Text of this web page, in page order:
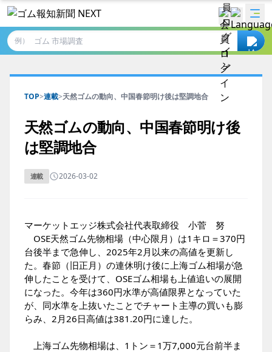
例）
TOP>連載>天然ゴムの動向、中国春節明け後は堅調地合
天然ゴムの動向、中国春節明け後
は堅調地合
連載 2026-03-02
マーケットエッジ株式会社代表取締役 小菅 努
OSE天然ゴム先物相場（中心限月）は1キロ＝370円
台後半まで急伸し、2025年2月以来の高値を更新し
た。春節（旧正月）の連休明け後に上海ゴム相場が急
伸したことを受けて、OSEゴム相場も上値追いの展開
になった。今年は360円水準が高値限界となっていた
が、同水準を上抜いたことでチャート主導の買いも膨
らみ、2月26日高値は381.20円に達した。
上海ゴム先物相場は、1トン＝1万7,000元台前半ま